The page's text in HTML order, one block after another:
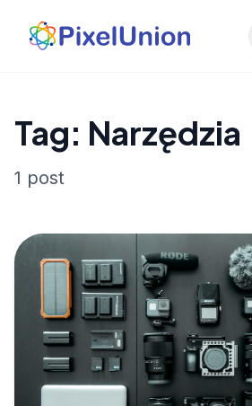
Tag: Narzędzia
1 post